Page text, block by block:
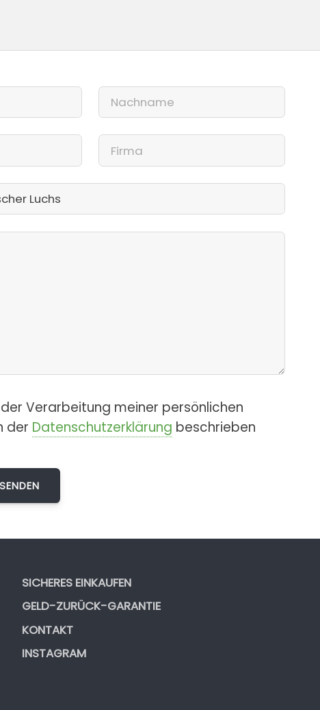
Verarbeitung meiner persönlichen
der Datenschutzerklärung beschrieben
SICHERES EINKAUFEN
GELD-ZURÜCK-GARANTIE
KONTAKT
INSTAGRAM